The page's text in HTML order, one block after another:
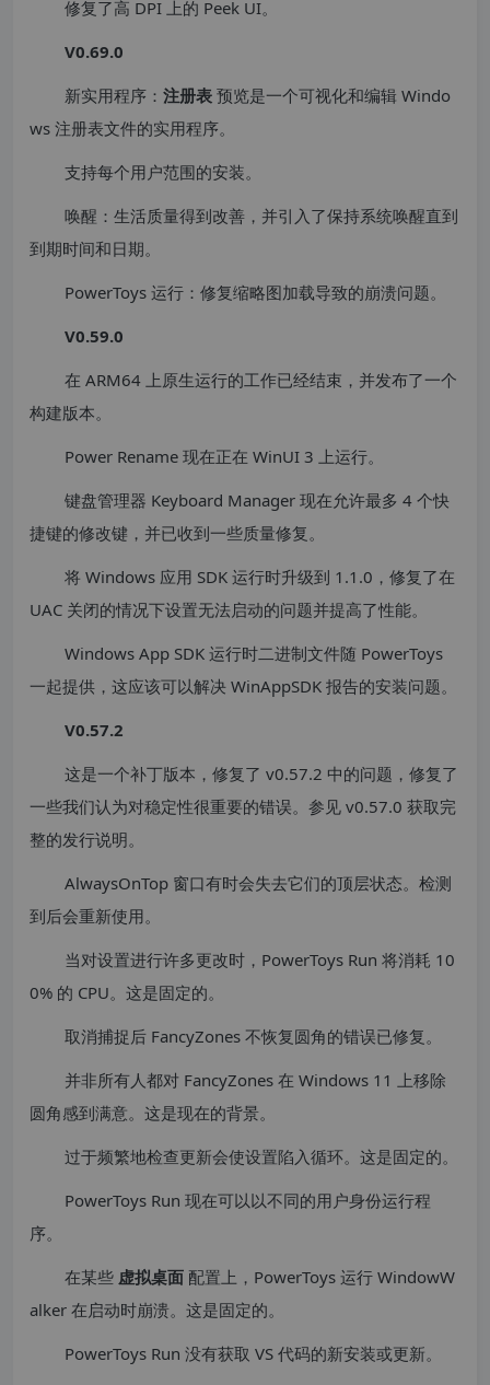
修复了高 DPI 上的 Peek UI。
V0.69.0
新实用程序： 注册表 预览是一个可视化和编辑 Windo
ws 注册表文件的实用程序。
支持每个用户范围的安装。
唤醒：生活质量得到改善，并引入了保持系统唤醒直到
到期时间和日期。
PowerToys 运行：修复缩略图加载导致的崩溃问题。
V0.59.0
在 ARM64 上原生运行的工作已经结束，并发布了一个
构建版本。
Power Rename 现在正在 WinUI 3 上运行。
键盘管理器 Keyboard Manager 现在允许最多 4 个快
捷键的修改键，并已收到一些质量修复。
将 Windows 应用 SDK 运行时升级到 1.1.0，修复了在
UAC 关闭的情况下设置无法启动的问题并提高了性能。
Windows App SDK 运行时二进制文件随 PowerToys
一起提供，这应该可以解决 WinAppSDK 报告的安装问题。
V0.57.2
这是一个补丁版本，修复了 v0.57.2 中的问题，修复了
一些我们认为对稳定性很重要的错误。参见 v0.57.0 获取完
整的发行说明。
AlwaysOnTop 窗口有时会失去它们的顶层状态。检测
到后会重新使用。
当对设置进行许多更改时，PowerToys Run 将消耗 10
0% 的 CPU。这是固定的。
取消捕捉后 FancyZones 不恢复圆角的错误已修复。
并非所有人都对 FancyZones 在 Windows 11 上移除
圆角感到满意。这是现在的背景。
过于频繁地检查更新会使设置陷入循环。这是固定的。
PowerToys Run 现在可以以不同的用户身份运行程
序。
在某些 虚拟桌面 配置上，PowerToys 运行 WindowW
alker 在启动时崩溃。这是固定的。
PowerToys Run 没有获取 VS 代码的新安装或更新。